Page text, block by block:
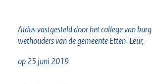
Aldus vastgesteld door het college van
wethouders van de gemeente Etten-Leur,
op 25 juni 2019